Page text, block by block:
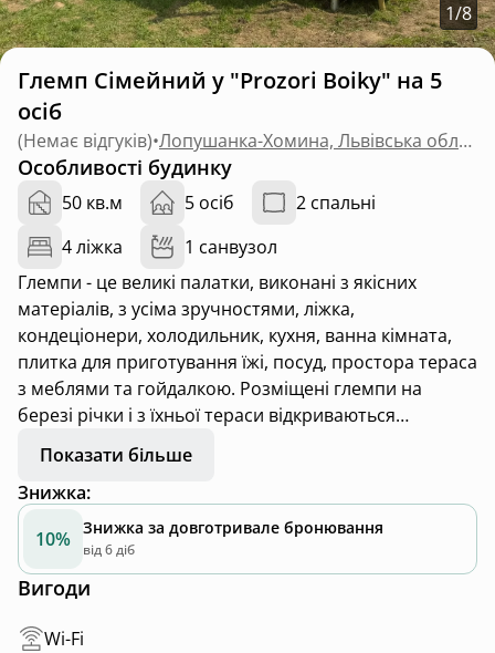
1/8
Глемп Сімейний у "Prozori Boiky" на 5
осіб
(Немає відгуків)• Лопушанка-Хомина, Львівська область
Особливості будинку
50 кв.м 5 осіб
2 спальні
4 ліжка
1 санвузол
Глемпи - це великі палатки, виконані з якісних
матеріалів, з усіма зручностями, ліжка,
кондеціонери, холодильник, кухня, ванна кімната,
плитка для приготування їжі, посуд, простора тераса
з меблями та гойдалкою. Розміщені глемпи на
березі річки і з їхньої тераси відкриваються
прекрасні краєвиди Карпатських гір.
Показати більше
Знижка:
10% Знижка за довготривале бронювання
від 6 діб
Вигоди
Wi-Fi